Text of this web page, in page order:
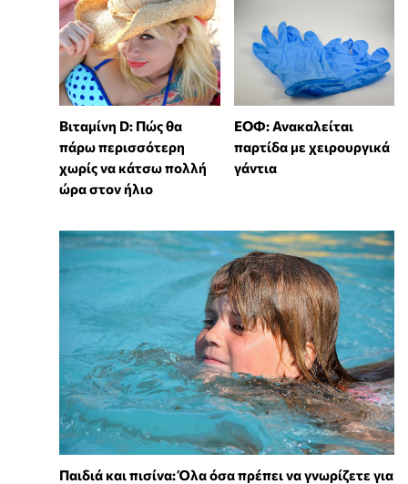
Βιταμίνη D: Πώς θα
πάρω περισσότερη
χωρίς να κάτσω πολλή
ώρα στον ήλιο
ΕΟΦ: Ανακαλείται
παρτίδα με χειρουργικά
γάντια
Παιδιά και πισίνα: Όλα όσα πρέπει να γνωρίζετε για